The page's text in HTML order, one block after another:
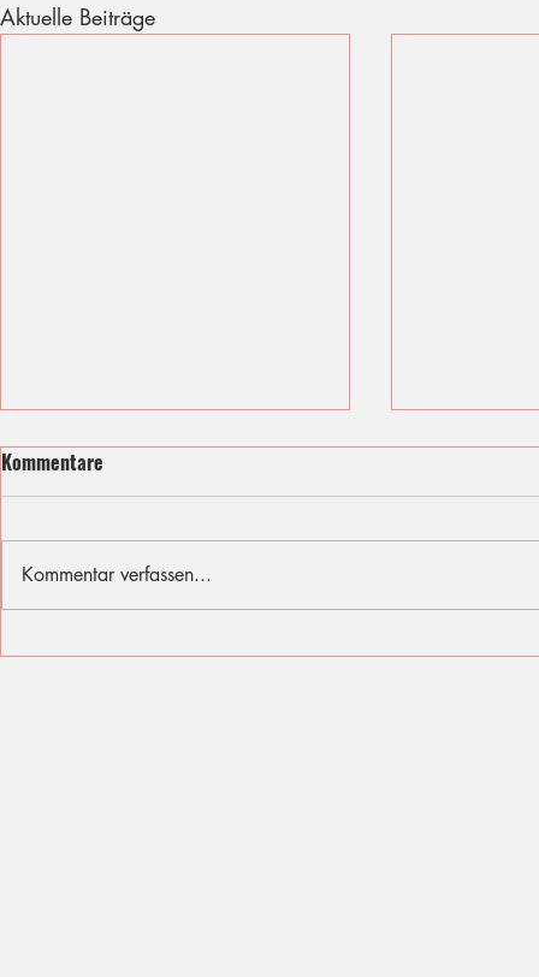
Aktuelle Beiträge
Ich fühle mit den Opfern des
Sommer,
Kommentare
Kommentar verfassen...